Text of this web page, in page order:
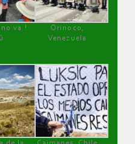
va !
Orinoco,
Venezuela